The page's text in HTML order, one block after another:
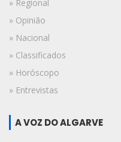
» Regional
» Opinião
» Nacional
» Classificados
» Horóscopo
» Entrevistas
A VOZ DO ALGARVE